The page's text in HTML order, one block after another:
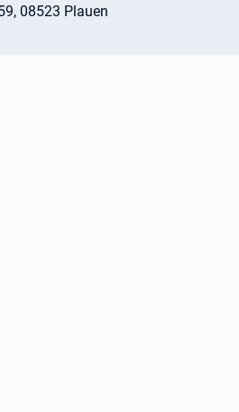
08523 Plauen